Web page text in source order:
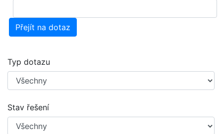
Přejít na dotaz
Typ dotazu
Stav řešení